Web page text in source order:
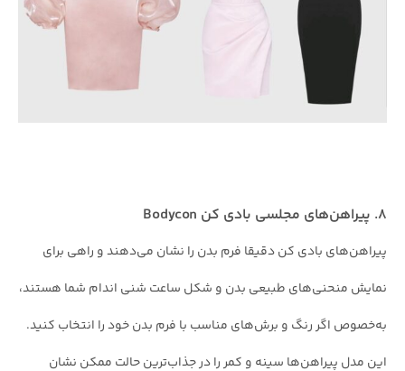
۸. پیراهن‌های مجلسی بادی کن Bodycon
پیراهن‌های بادی کن دقیقا فرم بدن را نشان می‌دهند و راهی برای
نمایش منحنی‌های طبیعی بدن و شکل ساعت شنی اندام شما هستند،
به‌خصوص اگر رنگ و برش‌های مناسب با فرم بدن خود را انتخاب کنید.
این مدل پیراهن‌ها سینه و کمر را در جذاب‌ترین حالت ممکن نشان